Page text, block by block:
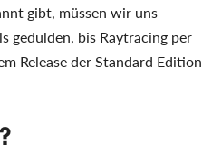
gibt, müssen wir uns
gedulden, bis Raytracing per
Release der Standard Edition